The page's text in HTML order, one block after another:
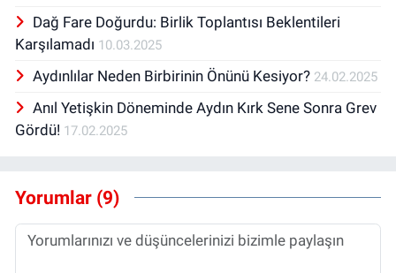
Dağ Fare Doğurdu: Birlik Toplantısı Beklentileri
Karşılamadı 10.03.2025
Aydınlılar Neden Birbirinin Önünü Kesiyor? 24.02.2025
Anıl Yetişkin Döneminde Aydın Kırk Sene Sonra Grev
Gördü! 17.02.2025
Yorumlar (9)